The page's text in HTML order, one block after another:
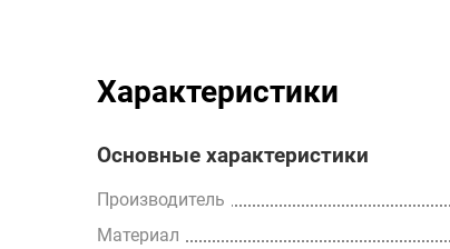
Характеристики
Основные характеристики
Производитель
Материал